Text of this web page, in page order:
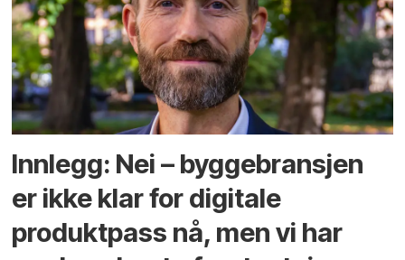
Innlegg: Nei – byggebransjen
er ikke klar for digitale
produktpass nå, men vi har